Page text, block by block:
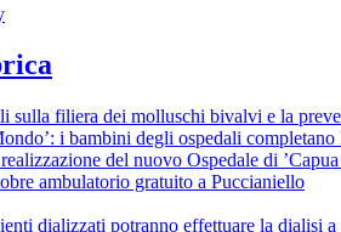
sulla filiera dei molluschi bivalvi e la
i bambini degli ospedali
del nuovo Ospedale di
ambulatorio gratuito a Puccianiello
dializzati potranno effettuare la dialisi